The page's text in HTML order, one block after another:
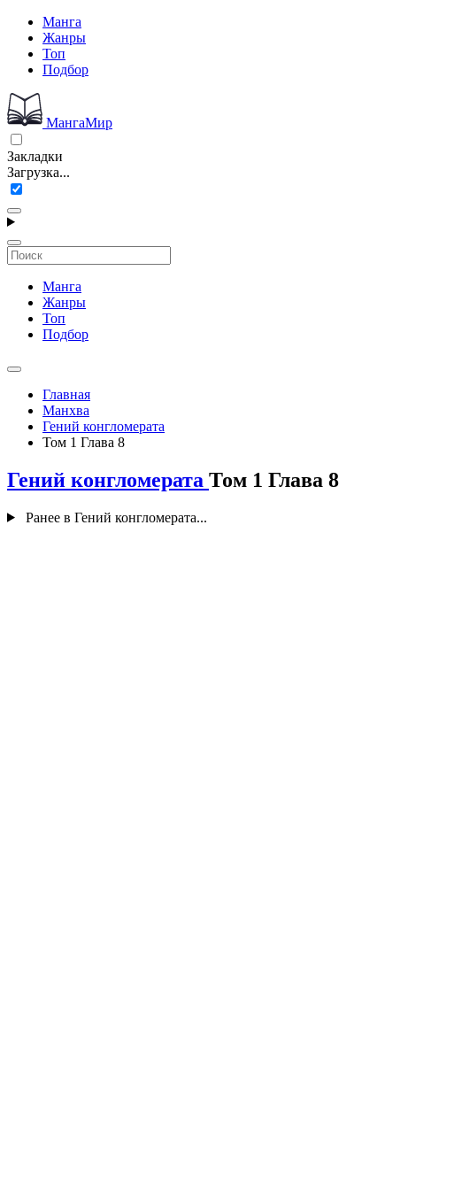
Манга
Жанры
Топ
Подбор
МангаМир
Закладки
Загрузка...
Манга
Жанры
Топ
Подбор
Главная
Манхва
Гений конгломерата
Том 1 Глава 8
Гений конгломерата Том 1 Глава 8
Ранее в Гений конгломерата...